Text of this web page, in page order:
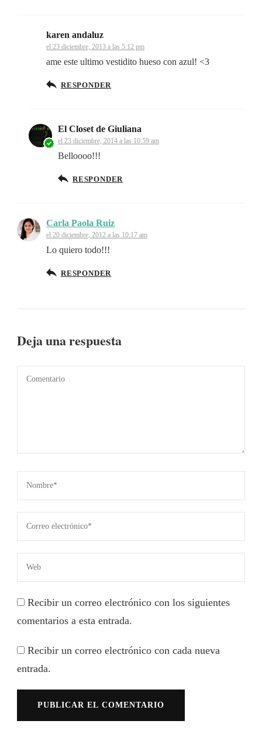
karen andaluz
el 23 diciembre, 2013 a las 5:12 pm
ame este ultimo vestidito hueso con azul! <3
RESPONDER
El Closet de Giuliana
el 23 diciembre, 2014 a las 10:59 am
Belloooo!!!
RESPONDER
Carla Paola Ruiz
el 20 diciembre, 2012 a las 10:17 am
Lo quiero todo!!!
RESPONDER
Deja una respuesta
Recibir un correo electrónico con los siguientes
comentarios a esta entrada.
Recibir un correo electrónico con cada nueva
entrada.